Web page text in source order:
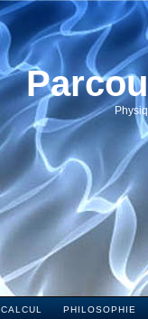
CALCUL PHILOSOPHIE